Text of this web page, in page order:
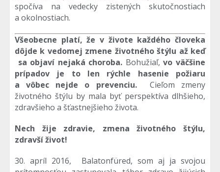
spočíva na vedecky zistených skutočnostiach
a okolnostiach.
Všeobecne platí, že v živote každého človeka
dôjde k vedomej zmene životného štýlu až keď
sa objaví nejaká choroba. Bohužiaľ,vo väčšine
prípadov je to len rýchle hasenie požiaru
a vôbec nejde o prevenciu.Cieľom zmeny
životného štýlu by mala byť perspektíva dlhšieho,
zdravšieho a šťastnejšieho života.
Nech žije zdravie, zmena životného štýlu,
zdravší život!
30. apríl 2016, Balatonfüred, som aj ja svojou